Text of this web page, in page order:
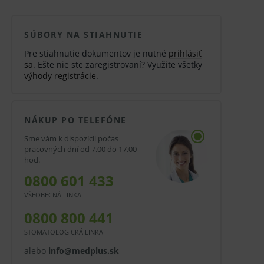
SÚBORY NA STIAHNUTIE
Pre stiahnutie dokumentov je nutné prihlásiť
sa. Ešte nie ste zaregistrovaní? Využite všetky
výhody registrácie.
NÁKUP PO TELEFÓNE
Sme vám k dispozícii počas
pracovných dní od 7.00 do 17.00
hod.
0800 601 433
VŠEOBECNÁ LINKA
0800 800 441
STOMATOLOGICKÁ LINKA
alebo info@medplus.sk